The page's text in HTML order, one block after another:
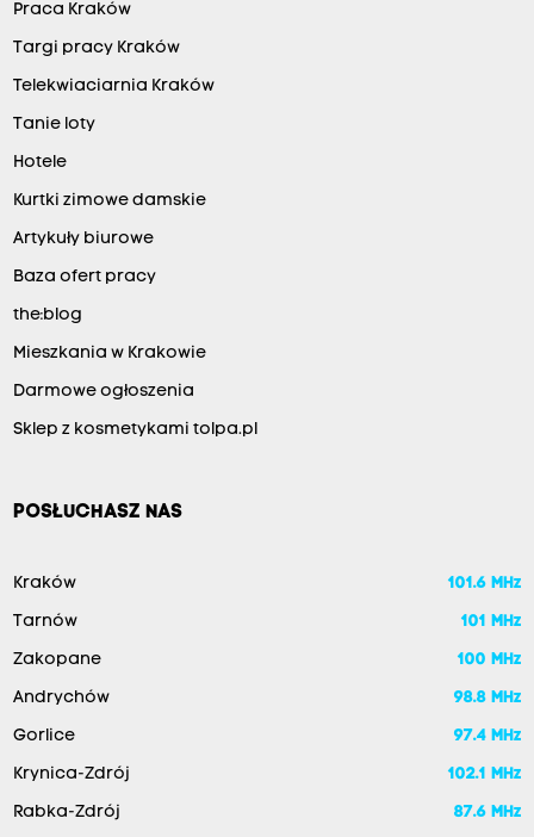
Praca Kraków
Targi pracy Kraków
Telekwiaciarnia Kraków
Tanie loty
Hotele
Kurtki zimowe damskie
Artykuły biurowe
Baza ofert pracy
the:blog
Mieszkania w Krakowie
Darmowe ogłoszenia
Sklep z kosmetykami tolpa.pl
POSŁUCHASZ NAS
Kraków 101.6 MHz
Tarnów 101 MHz
Zakopane 100 MHz
Andrychów 98.8 MHz
Gorlice 97.4 MHz
Krynica-Zdrój 102.1 MHz
Rabka-Zdrój 87.6 MHz